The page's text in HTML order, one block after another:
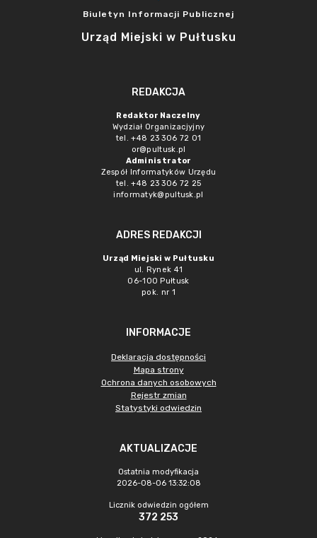
Biuletyn Informacji Publicznej
Urząd Miejski w Pułtusku
REDAKCJA
Redaktor Naczelny
Wydział Organizacjyjny
tel. +48 23 306 72 01
or@pultusk.pl
Administrator
Zespół Informatyków Urzędu
tel. +48 23 306 72 25
informatyk@pultusk.pl
ADRES REDAKCJI
Urząd Miejski w Pułtusku
ul. Rynek 41
06-100 Pułtusk
pok. nr 1
INFORMACJE
Deklaracja dostępności
Mapa strony
Ochrona danych osobowych
Rejestr zmian
Statystyki odwiedzin
AKTUALIZACJE
Ostatnia modyfikacja
2026-08-06 13:32:08
Licznik odwiedzin ogółem
372 253